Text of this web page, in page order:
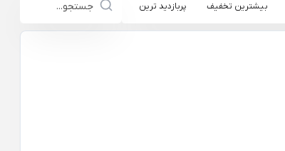
بیشترین تخفیف پربازدید ترین